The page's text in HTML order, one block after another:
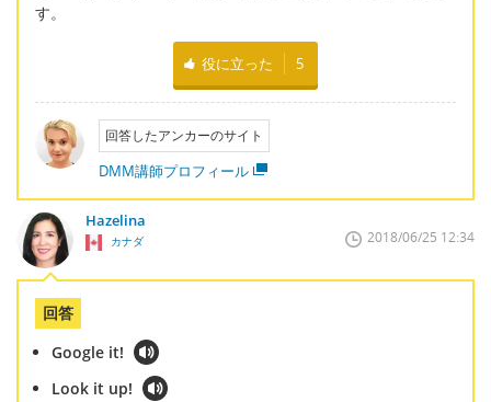
す。
役に立った 5
回答したアンカーのサイト
DMM講師プロフィール
Hazelina
カナダ 2018/06/25 12:34
回答
Google it!
Look it up!